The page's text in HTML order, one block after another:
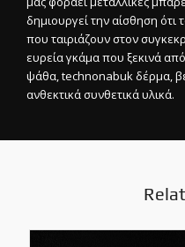
δημιουργεί την αίσθηση ότι
που ταιριάζουν στον
ευρεία γκάμα που ξεκινά
ψάθα, technonabuk δέρμα,
ανθεκτικά συνθετικά υλικά.